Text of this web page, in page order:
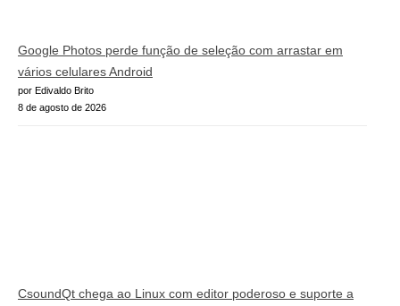
Google Photos perde função de seleção com arrastar em
vários celulares Android
por Edivaldo Brito
8 de agosto de 2026
CsoundQt chega ao Linux com editor poderoso e suporte a